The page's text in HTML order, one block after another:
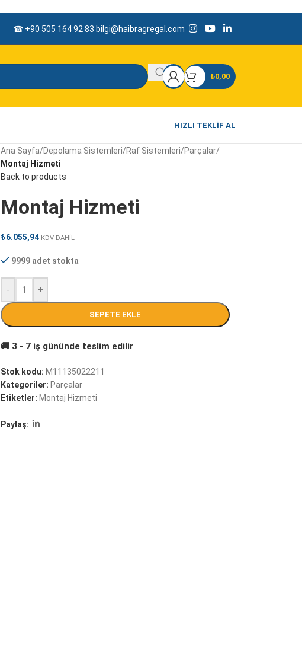
☎ +90 505 164 92 83 bilgi@haibragregal.com
₺0,00
HIZLI TEKLIF AL
Ana Sayfa/Depolama Sistemleri/Raf Sistemleri/Parçalar/
Montaj Hizmeti
Back to products
Montaj Hizmeti
₺6.055,94 KDV DAHİL
9999 adet stokta
- +
SEPETE EKLE
Stok kodu: M11135022211
Kategoriler: Parçalar
Etiketler: Montaj Hizmeti
Paylaş: